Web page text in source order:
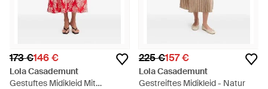
173 €146 €
Lola Casademunt
Gestuftes Midikleid Mit
225 €157 €
Lola Casademunt
Gestreiftes Midikleid - Natur